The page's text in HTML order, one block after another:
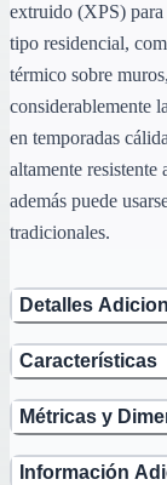
extruido (XPS) para
tipo residencial,
térmico sobre
considerablemente
en temporadas
altamente resistente
además puede
tradicionales.
Detalles
Características
Métricas y
Información